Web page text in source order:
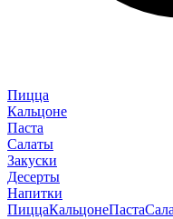
Пицца
Кальцоне
Паста
Салаты
Закуски
Десерты
Напитки
ПиццаКальцонеПаста